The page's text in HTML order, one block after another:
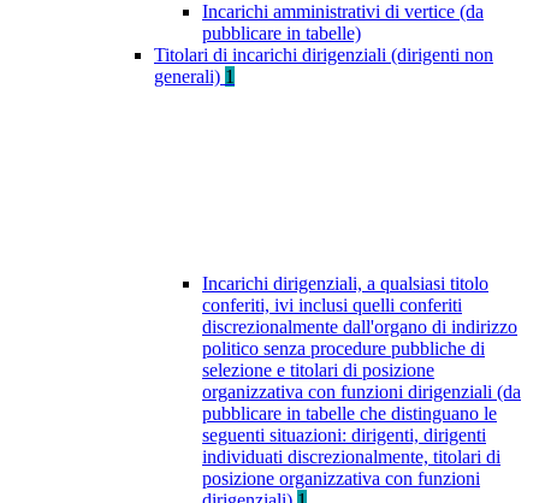
Incarichi amministrativi di vertice (da
pubblicare in tabelle)
Titolari di incarichi dirigenziali (dirigenti non
generali) 1
Incarichi dirigenziali, a qualsiasi titolo
conferiti, ivi inclusi quelli conferiti
discrezionalmente dall'organo di indirizzo
politico senza procedure pubbliche di
selezione e titolari di posizione
organizzativa con funzioni dirigenziali (da
pubblicare in tabelle che distinguano le
seguenti situazioni: dirigenti, dirigenti
individuati discrezionalmente, titolari di
posizione organizzativa con funzioni